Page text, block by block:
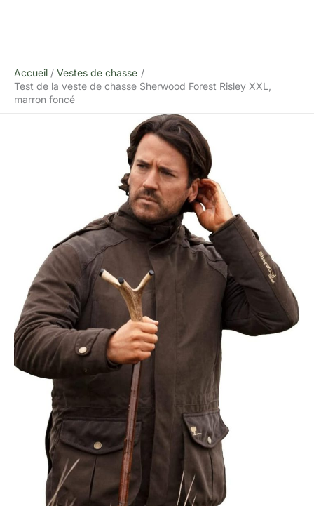
Accueil
Vestes de chasse
Test de la veste de chasse Sherwood Forest Risley XXL,
marron foncé